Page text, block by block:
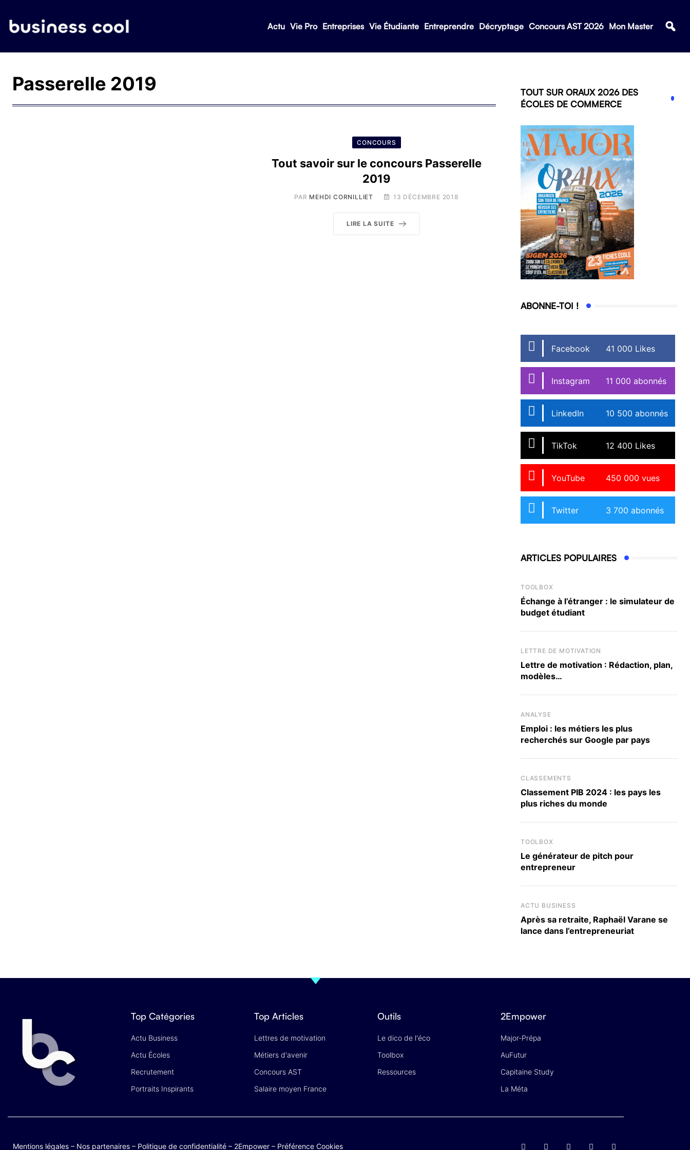
Actu Vie Pro Entreprises Vie Étudiante Entreprendre Décryptage Concours AST 2026 Mon Master
Passerelle 2019
CONCOURS
Tout savoir sur le concours Passerelle
2019
PAR MEHDI CORNILLIET 13 DÉCEMBRE 2018
LIRE LA SUITE
TOUT SUR ORAUX 2026 DES
ÉCOLES DE COMMERCE
ABONNE-TOI !
Facebook 41 000 Likes
Instagram 11 000 abonnés
LinkedIn 10 500 abonnés
TikTok 12 400 Likes
YouTube 450 000 vues
Twitter 3 700 abonnés
ARTICLES POPULAIRES
TOOLBOX
Échange à l’étranger : le simulateur de
budget étudiant
LETTRE DE MOTIVATION
Lettre de motivation : Rédaction, plan,
modèles…
ANALYSE
Emploi : les métiers les plus
recherchés sur Google par pays
CLASSEMENTS
Classement PIB 2024 : les pays les
plus riches du monde
TOOLBOX
Le générateur de pitch pour
entrepreneur
ACTU BUSINESS
Après sa retraite, Raphaël Varane se
lance dans l’entrepreneuriat
Top Catégories
Actu Business
Actu Écoles
Recrutement
Portraits Inspirants
Top Articles
Lettres de motivation
Métiers d'avenir
Concours AST
Salaire moyen France
Outils
Le dico de l'éco
Toolbox
Ressources
2Empower
Major-Prépa
AuFutur
Capitaine Study
La Méta
Mentions légales – Nos partenaires – Politique de confidentialité – 2Empower – Préférence Cookies